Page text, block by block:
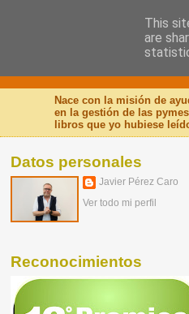
Nuevo
Nace con la misión de
en la gestión de las
libros que yo hubiese
Datos personales
Javier Pérez Caro
Ver todo mi perfil
Reconocimientos
This
are